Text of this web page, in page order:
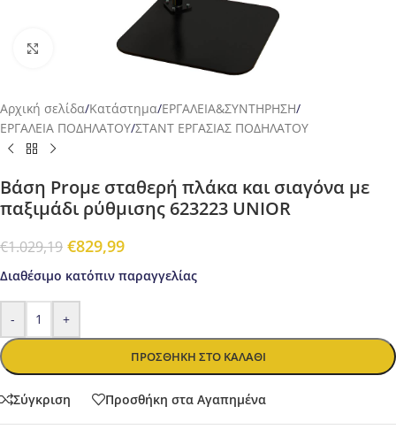
Αρχική σελίδα/Κατάστημα/ΕΡΓΑΛΕΙΑ&ΣΥΝΤΗΡΗΣΗ/
ΕΡΓΑΛΕΙΑ ΠΟΔΗΛΑΤΟΥ/ΣΤΑΝΤ ΕΡΓΑΣΙΑΣ ΠΟΔΗΛΑΤΟΥ
Βάση Proμε σταθερή πλάκα και σιαγόνα με
παξιμάδι ρύθμισης 623223 UNIOR
€1.029,19 €829,99
Διαθέσιμο κατόπιν παραγγελίας
- +
ΠΡΟΣΘΉΚΗ ΣΤΟ ΚΑΛΆΘΙ
Σύγκριση Προσθήκη στα Αγαπημένα